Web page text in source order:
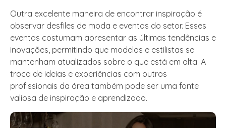
Outra excelente maneira de encontrar inspiração é
observar desfiles de moda e eventos do setor. Esses
eventos costumam apresentar as últimas tendências e
inovações, permitindo que modelos e estilistas se
mantenham atualizados sobre o que está em alta. A
troca de ideias e experiências com outros
profissionais da área também pode ser uma fonte
valiosa de inspiração e aprendizado.